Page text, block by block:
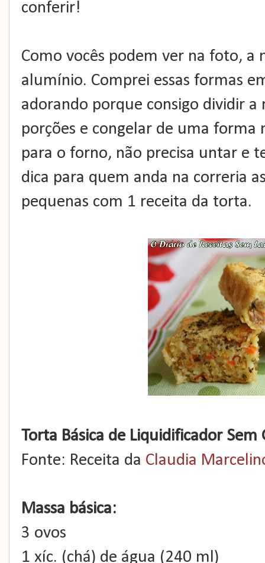
conferir!
Como vocês podem ver na foto,
alumínio. Comprei essas formas
adorando porque consigo dividir
porções e congelar de uma forma
para o forno, não precisa untar e
dica para quem anda na correria
pequenas com 1 receita da torta.
Torta Básica de Liquidificador Sem
Fonte: Receita da Claudia
Massa básica:
3 ovos
1 xíc. (chá) de água (240 ml)